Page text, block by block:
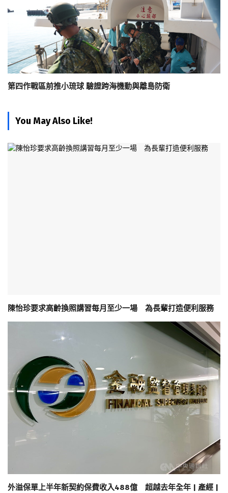
第四作戰區前推小琉球 驗證跨海機動與離島防衛
You May Also Like!
陳怡珍要求高齡換照講習每月至少一場 為長輩打造便利服務
外溢保單上半年新契約保費收入488億 超越去年全年 | 產經 |